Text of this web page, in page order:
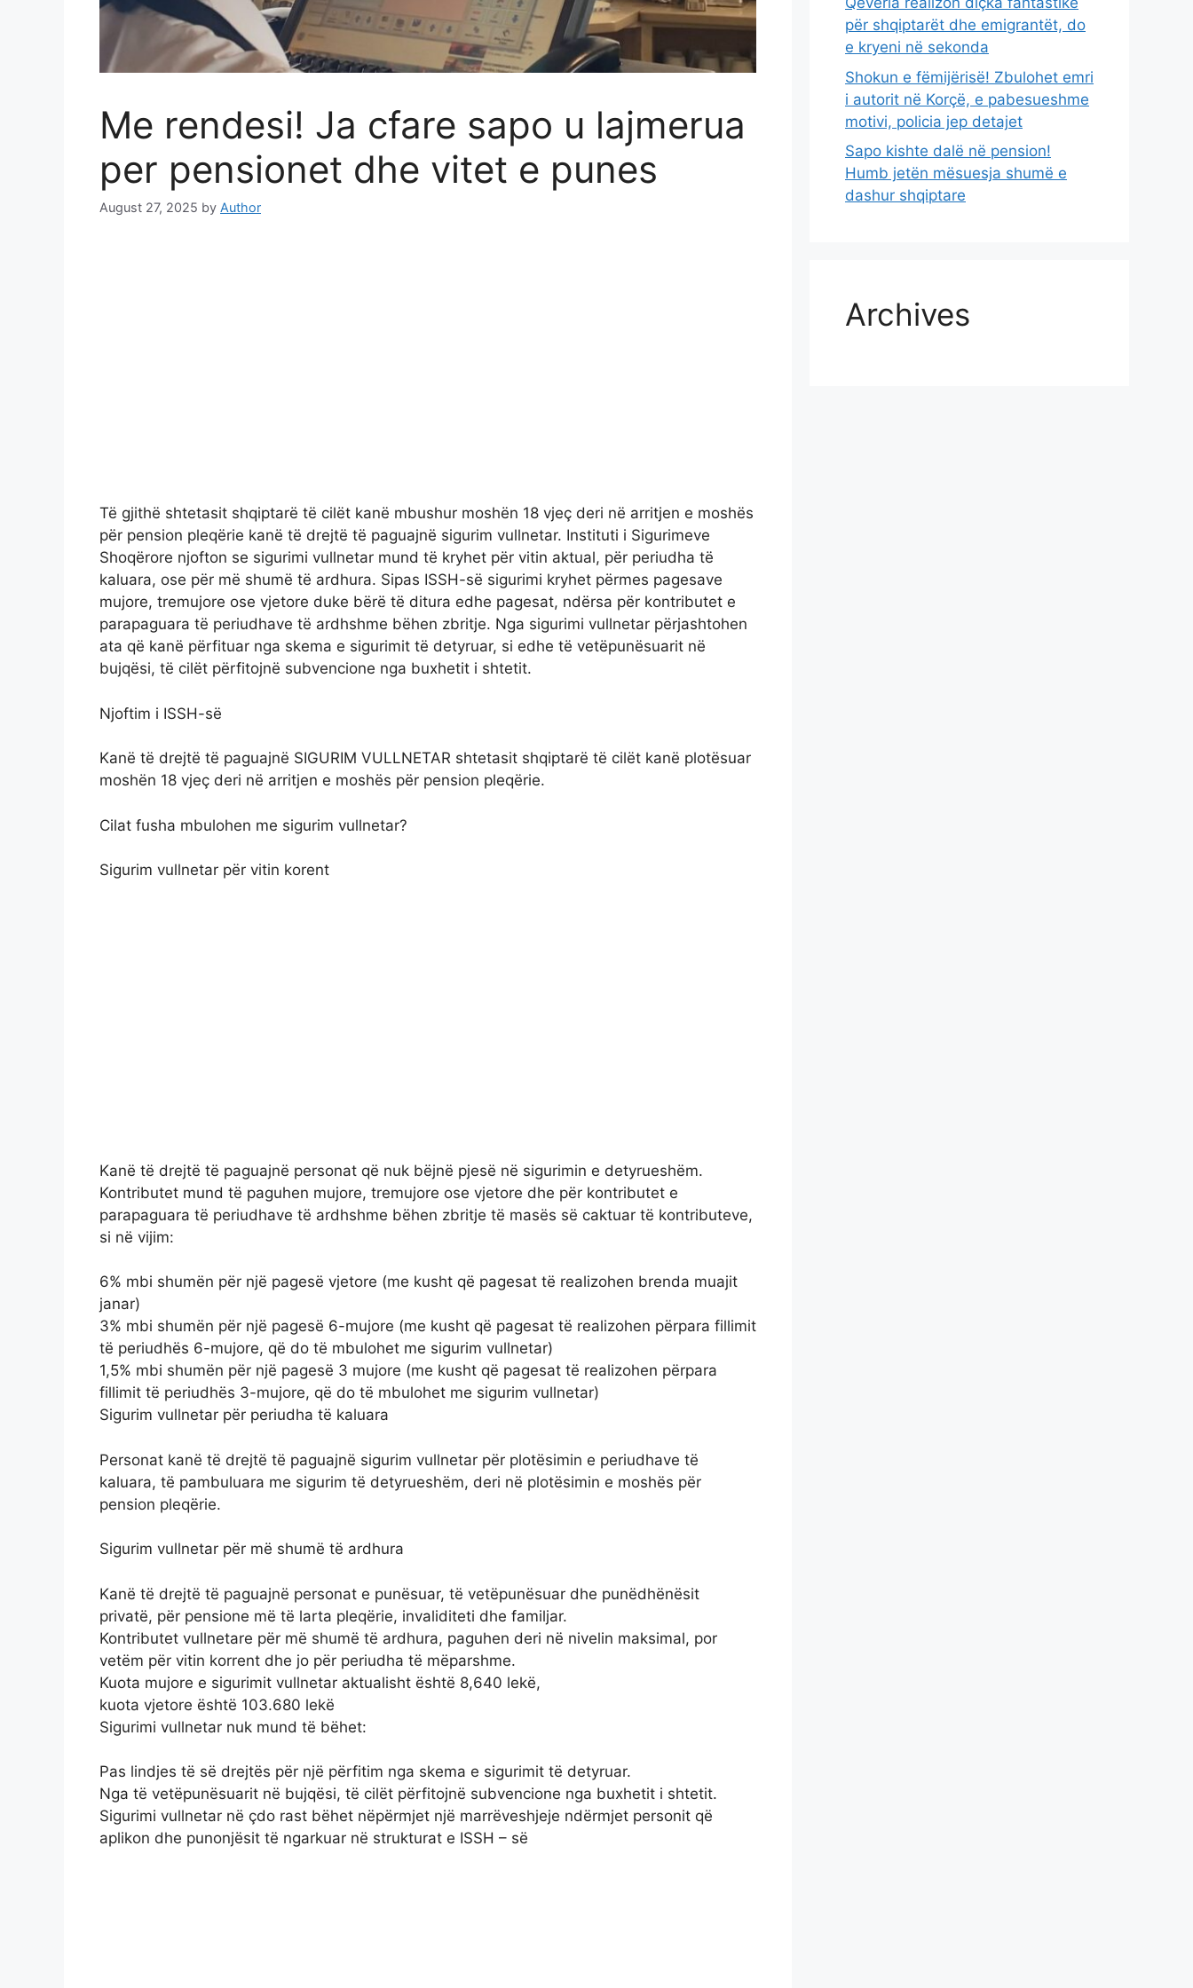
Me rendesi! Ja cfare sapo u lajmerua
per pensionet dhe vitet e punes
August 27, 2025 by Author
Të gjithë shtetasit shqiptarë të cilët kanë mbushur moshën 18 vjeç deri në arritjen e moshës
për pension pleqërie kanë të drejtë të paguajnë sigurim vullnetar. Instituti i Sigurimeve
Shoqërore njofton se sigurimi vullnetar mund të kryhet për vitin aktual, për periudha të
kaluara, ose për më shumë të ardhura. Sipas ISSH-së sigurimi kryhet përmes pagesave
mujore, tremujore ose vjetore duke bërë të ditura edhe pagesat, ndërsa për kontributet e
parapaguara të periudhave të ardhshme bëhen zbritje. Nga sigurimi vullnetar përjashtohen
ata që kanë përfituar nga skema e sigurimit të detyruar, si edhe të vetëpunësuarit në
bujqësi, të cilët përfitojnë subvencione nga buxhetit i shtetit.
Njoftim i ISSH-së
Kanë të drejtë të paguajnë SIGURIM VULLNETAR shtetasit shqiptarë të cilët kanë plotësuar
moshën 18 vjeç deri në arritjen e moshës për pension pleqërie.
Cilat fusha mbulohen me sigurim vullnetar?
Sigurim vullnetar për vitin korent
Kanë të drejtë të paguajnë personat që nuk bëjnë pjesë në sigurimin e detyrueshëm.
Kontributet mund të paguhen mujore, tremujore ose vjetore dhe për kontributet e
parapaguara të periudhave të ardhshme bëhen zbritje të masës së caktuar të kontributeve,
si në vijim:
6% mbi shumën për një pagesë vjetore (me kusht që pagesat të realizohen brenda muajit
janar)
3% mbi shumën për një pagesë 6-mujore (me kusht që pagesat të realizohen përpara fillimit
të periudhës 6-mujore, që do të mbulohet me sigurim vullnetar)
1,5% mbi shumën për një pagesë 3 mujore (me kusht që pagesat të realizohen përpara
fillimit të periudhës 3-mujore, që do të mbulohet me sigurim vullnetar)
Sigurim vullnetar për periudha të kaluara
Personat kanë të drejtë të paguajnë sigurim vullnetar për plotësimin e periudhave të
kaluara, të pambuluara me sigurim të detyrueshëm, deri në plotësimin e moshës për
pension pleqërie.
Sigurim vullnetar për më shumë të ardhura
Kanë të drejtë të paguajnë personat e punësuar, të vetëpunësuar dhe punëdhënësit
privatë, për pensione më të larta pleqërie, invaliditeti dhe familjar.
Kontributet vullnetare për më shumë të ardhura, paguhen deri në nivelin maksimal, por
vetëm për vitin korrent dhe jo për periudha të mëparshme.
Kuota mujore e sigurimit vullnetar aktualisht është 8,640 lekë,
kuota vjetore është 103.680 lekë
Sigurimi vullnetar nuk mund të bëhet:
Pas lindjes të së drejtës për një përfitim nga skema e sigurimit të detyruar.
Nga të vetëpunësuarit në bujqësi, të cilët përfitojnë subvencione nga buxhetit i shtetit.
Sigurimi vullnetar në çdo rast bëhet nëpërmjet një marrëveshjeje ndërmjet personit që
aplikon dhe punonjësit të ngarkuar në strukturat e ISSH – së
për shqiptarët dhe emigrantët, do
e kryeni në sekonda
Shokun e fëmijërisë! Zbulohet emri
i autorit në Korçë, e pabesueshme
motivi, policia jep detajet
Sapo kishte dalë në pension!
Humb jetën mësuesja shumë e
dashur shqiptare
Archives